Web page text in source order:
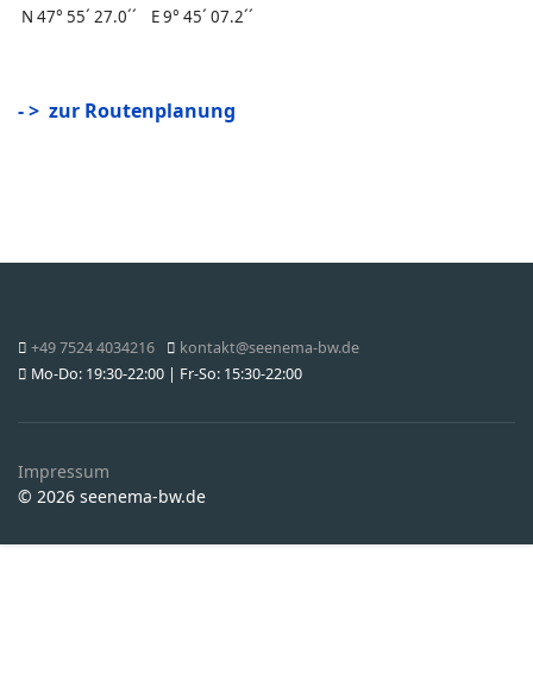
N 47° 55´ 27.0´´ E 9° 45´ 07.2´´
- > zur Routenplanung
+49 7524 4034216
kontakt@seenema-bw.de
Mo-Do: 19:30-22:00 | Fr-So: 15:30-22:00
Impressum
© 2026 seenema-bw.de